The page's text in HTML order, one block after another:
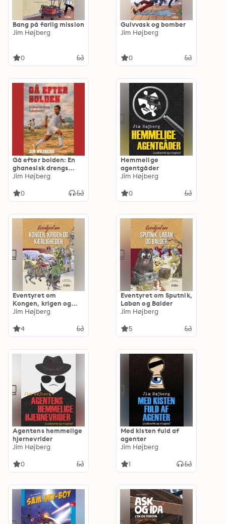
Bang på farlig mission
Jim Højberg
0
Gulvvask og bomber
Jim Højberg
0
Gå efter bolden: En
ghanesisk drengs
fodboldeventyr
Jim Højberg
0
Hemmelige
agentgåder
Jim Højberg
0
Eventyret om
Kongen, krigen og
kærligheden
Jim Højberg
4
Eventyret om Sputnik,
Laban og Balder
Jim Højberg
5
Agentens hemmelige
hjernevrider
Jim Højberg
0
Med kisten fuld af
agenter
Jim Højberg
1